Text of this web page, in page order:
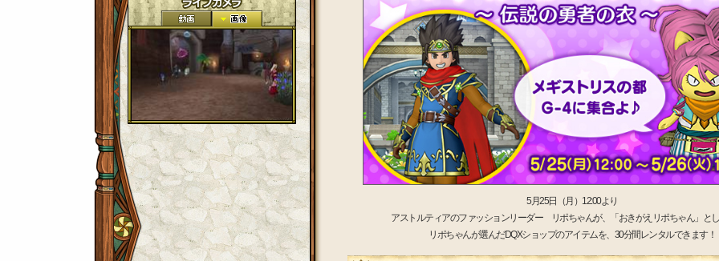
5月25日（月）12:00より
アストルティアのファッションリーダー リポちゃんが、「おきがえリポちゃん」と
リポちゃんが選んだDQXショップのアイテムを、30分間レンタルできます！